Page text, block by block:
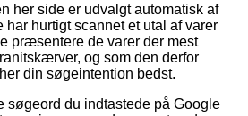
her side er udvalgt automatisk af
har hurtigt scannet et utal af varer
præsentere de varer der mest
og som den derfor
din søgeintention bedst.
søgeord du indtastede på Google